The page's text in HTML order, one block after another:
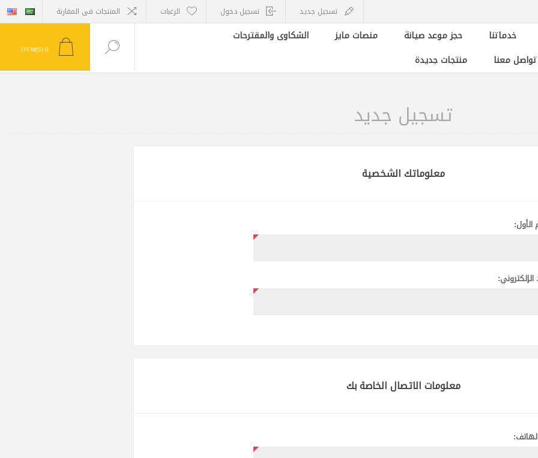
تسجيل جديد تسجيل دخول الرغبات المنتجات فى المقارنة
خدماتنا حجز موعد صيانة منصات مايز
الشكاوى والمقترحات
معنا منتجات جديدة
0
تسجيل جديد
معلوماتك الشخصية
الأول:
الإلكتروني:
معلومات الاتصال الخاصة بك